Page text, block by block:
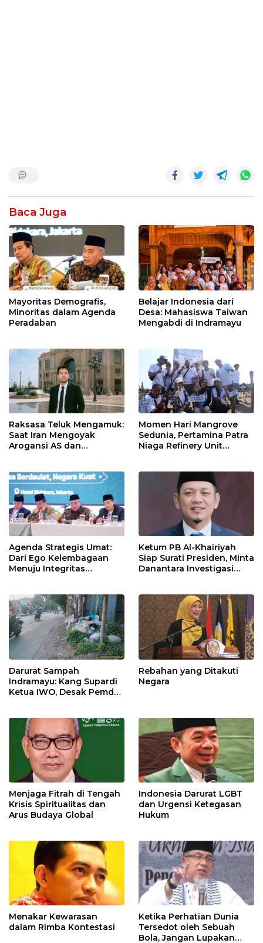
Baca Juga
Mayoritas Demografis,
Minoritas dalam Agenda
Peradaban
Belajar Indonesia dari
Desa: Mahasiswa Taiwan
Mengabdi di Indramayu
Raksasa Teluk Mengamuk:
Saat Iran Mengoyak
Arogansi AS dan
Momen Hari Mangrove
Sedunia, Pertamina Patra
Niaga Refinery Unit
Indramayu melalui Aksi
Nyata dan Inovasi
Program Lingkungan
Berkelanjutan
Agenda Strategis Umat:
Dari Ego Kelembagaan
Menuju Integritas
Ketum PB Al-Khairiyah
Siap Surati Presiden, Minta
Danantara Investigasi
Darurat Sampah
Indramayu: Kang Supardi
Ketua IWO, Desak Pemda
Sampah Liar!
Rebahan yang Ditakuti
Negara
Menjaga Fitrah di Tengah
Krisis Spiritualitas dan
Arus Budaya Global
Indonesia Darurat LGBT
dan Urgensi Ketegasan
Hukum
Menakar Kewarasan
dalam Rimba Kontestasi
Ketika Perhatian Dunia
Tersedot oleh Sebuah
Bola, Jangan Lupakan